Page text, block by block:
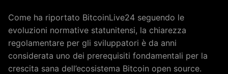
Come ha riportato BitcoinLive24 seguendo le
evoluzioni normative statunitensi, la chiarezza
regolamentare per gli sviluppatori è da anni
considerata uno dei prerequisiti fondamentali per la
crescita sana dell’ecosistema Bitcoin open source.